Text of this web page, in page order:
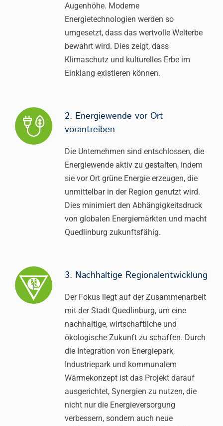
Augenhöhe. Moderne
Energietechnologien werden so
umgesetzt, dass das wertvolle Welterbe
bewahrt wird. Dies zeigt, dass
Klimaschutz und kulturelles Erbe im
Einklang existieren können.
2. Energiewende vor Ort
vorantreiben
Die Unternehmen sind entschlossen, die
Energiewende aktiv zu gestalten, indem
sie vor Ort grüne Energie erzeugen, die
unmittelbar in der Region genutzt wird.
Dies minimiert den Abhängigkeitsdruck
von globalen Energiemärkten und macht
Quedlinburg zukunftsfähig.
3. Nachhaltige Regionalentwicklung
Der Fokus liegt auf der Zusammenarbeit
mit der Stadt Quedlinburg, um eine
nachhaltige, wirtschaftliche und
ökologische Zukunft zu schaffen. Durch
die Integration von Energiepark,
Industriepark und kommunalem
Wärmekonzept ist das Projekt darauf
ausgerichtet, Synergien zu nutzen, die
nicht nur die Energieversorgung
verbessern, sondern auch neue